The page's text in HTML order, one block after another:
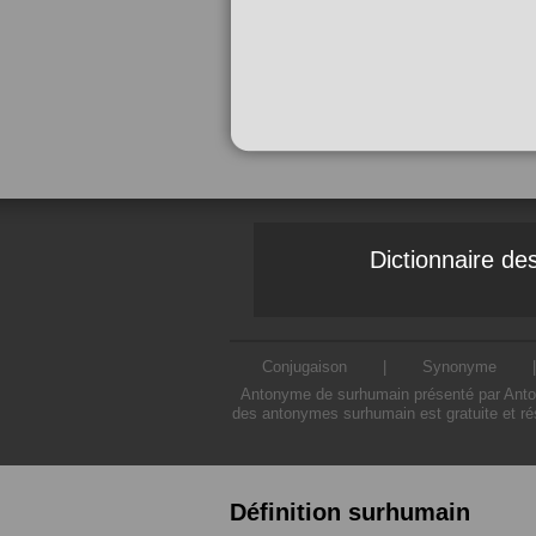
Dictionnaire
Conjugaison Synonyme
Antonyme de surhumain présenté par
des antonymes surhumain est gratuite et
Définition surhumain